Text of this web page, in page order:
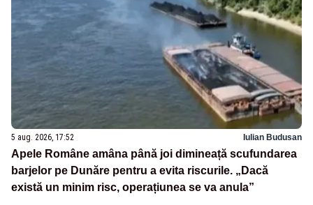
5 aug. 2026, 17:52 Iulian Budusan
Apele Române amâna până joi dimineață scufundarea
barjelor pe Dunăre pentru a evita riscurile. „Dacă
există un minim risc, operațiunea se va anula”